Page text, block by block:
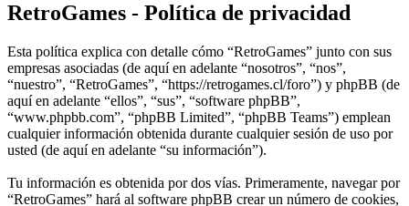
RetroGames - Política de privacidad
Esta política explica con detalle cómo “RetroGames” junto con sus
empresas asociadas (de aquí en adelante “nosotros”, “nos”,
“nuestro”, “RetroGames”, “https://retrogames.cl/foro”) y phpBB (de
aquí en adelante “ellos”, “sus”, “software phpBB”,
“www.phpbb.com”, “phpBB Limited”, “phpBB Teams”) emplean
cualquier información obtenida durante cualquier sesión de uso por
usted (de aquí en adelante “su información”).
Tu información es obtenida por dos vías. Primeramente, navegar por
“RetroGames” hará al software phpBB crear un número de cookies,